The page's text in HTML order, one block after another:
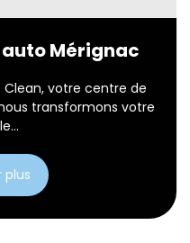
Mérignac
Clean, votre centre de
transformons votre
plus